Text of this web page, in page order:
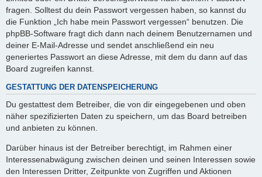
fragen. Solltest du dein Passwort vergessen haben, so kannst du
die Funktion „Ich habe mein Passwort vergessen“ benutzen. Die
phpBB-Software fragt dich dann nach deinem Benutzernamen und
deiner E-Mail-Adresse und sendet anschließend ein neu
generiertes Passwort an diese Adresse, mit dem du dann auf das
Board zugreifen kannst.
GESTATTUNG DER DATENSPEICHERUNG
Du gestattest dem Betreiber, die von dir eingegebenen und oben
näher spezifizierten Daten zu speichern, um das Board betreiben
und anbieten zu können.
Darüber hinaus ist der Betreiber berechtigt, im Rahmen einer
Interessenabwägung zwischen deinen und seinen Interessen sowie
den Interessen Dritter, Zeitpunkte von Zugriffen und Aktionen